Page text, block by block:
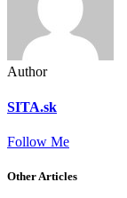
Author
SITA.sk
Follow Me
Other Articles